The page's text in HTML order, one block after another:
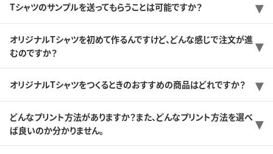
Tシャツのサンプルを送ってもらうことは可能ですか？
オリジナルTシャツを初めて作るんですけど、どんな感じで注文が進
むのですか？
オリジナルTシャツをつくるときのおすすめの商品はどれですか？
どんなプリント方法がありますか？また、どんなプリント方法を選べ
ば良いのか分かりません。